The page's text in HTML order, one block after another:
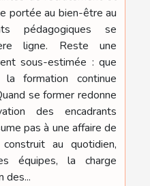
portée au bien-être au
pédagogiques se
ligne. Reste une
sous-estimée : que
la formation continue
se former redonne
des encadrants
pas à une affaire de
au quotidien,
équipes, la charge
des...